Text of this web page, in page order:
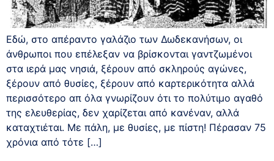
Εδώ, στο απέραντο γαλάζιο των Δωδεκανήσων, οι
άνθρωποι που επέλεξαν να βρίσκονται γαντζωμένοι
στα ιερά μας νησιά, ξέρουν από σκληρούς αγώνες,
ξέρουν από θυσίες, ξέρουν από καρτερικότητα αλλά
περισσότερο απ όλα γνωρίζουν ότι το πολύτιμο αγαθό
της ελευθερίας, δεν χαρίζεται από κανέναν, αλλά
καταχτιέται. Με πάλη, με θυσίες, με πίστη! Πέρασαν 75
χρόνια από τότε […]